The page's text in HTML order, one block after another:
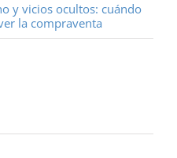
y vicios ocultos: cuándo
la compraventa